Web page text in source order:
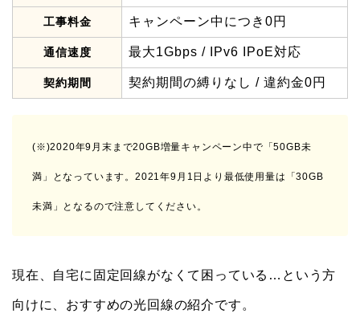
工事料金 キャンペーン中につき0円
通信速度 最大1Gbps / IPv6 IPoE対応
契約期間 契約期間の縛りなし / 違約金0円
(※)2020年9月末まで20GB増量キャンペーン中で「50GB未
満」となっています。2021年9月1日より最低使用量は「30GB
未満」となるので注意してください。
現在、自宅に固定回線がなくて困っている…という方
向けに、おすすめの光回線の紹介です。